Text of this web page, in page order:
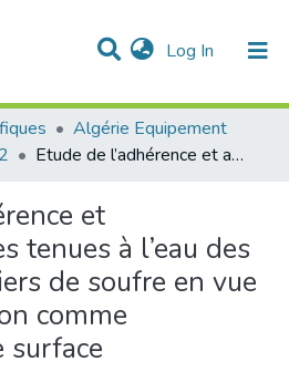
Log In (current)
Supérieure des Travaux
& Collections
Statistics
DSpace
Algérie Equipement
Etude de l’adhérence et amélioration des tenues à l’eau des bétons et mortiers de soufre en vue de leur utilisation comme revêtements de surface
et
tenues à l’eau des
de soufre en vue
comme
surface